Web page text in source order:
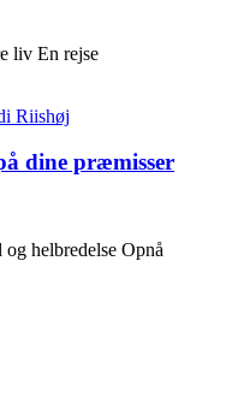
liv En rejse
dine præmisser
helbredelse Opnå